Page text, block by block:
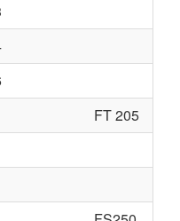
FT 205